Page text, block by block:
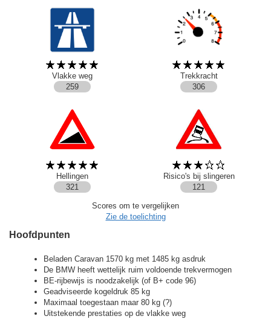
Vlakke weg
Trekkracht
259
306
Hellingen
Risico's bij slingeren
321
121
Scores om te vergelijken
Zie de toelichting
Hoofdpunten
Beladen Caravan 1570 kg met 1485 kg asdruk
De BMW heeft wettelijk ruim voldoende trekvermogen
BE-rijbewijs is noodzakelijk (of B+ code 96)
Geadviseerde kogeldruk 85 kg
Maximaal toegestaan maar 80 kg (?)
Uitstekende prestaties op de vlakke weg